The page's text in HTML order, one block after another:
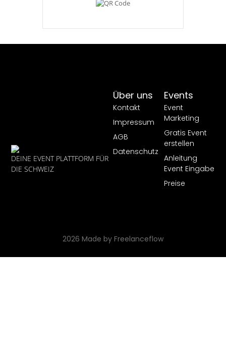
DEINE EVENT PLATTFORM FÜR
DIE SCHWEIZ
Events
Event
Marketing
Gratis Event
erstellen
Anleitung
Event Eingabe
Preise
Über uns
Kontakt
Impressum
AGB
Datenschutz
2026 Made by Freelanceflow